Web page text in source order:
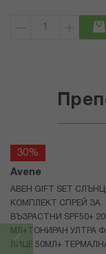
30%
Avene
АВЕН GIFT SET
КОМПЛЕКТ СПРЕЙ ЗА
ВЪЗРАСТНИ SPF50+
МЛ+ТОНИРАН УЛТРА
ЛИЦЕ 50МЛ+